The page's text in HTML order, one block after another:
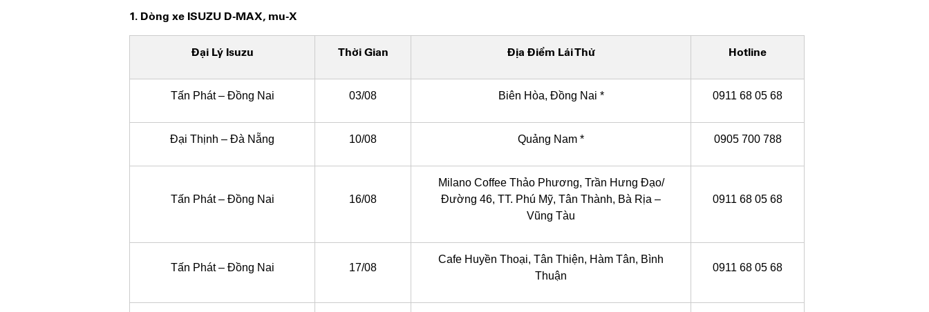
1. Dòng xe ISUZU D-MAX, mu-X
Đại Lý Isuzu Thời Gian Địa Điểm Lái Thử Hotline
Tấn Phát – Đồng Nai 03/08 Biên Hòa, Đồng Nai * 0911 68 05 68
Đại Thịnh – Đà Nẵng 10/08 Quảng Nam * 0905 700 788
Tấn Phát – Đồng Nai 16/08
Milano Coffee Thảo Phương, Trần Hưng Đạo/
Đường 46, TT. Phú Mỹ, Tân Thành, Bà Rịa –
Vũng Tàu
0911 68 05 68
Tấn Phát – Đồng Nai 17/08
Cafe Huyền Thoại, Tân Thiện, Hàm Tân, Bình
Thuận
0911 68 05 68